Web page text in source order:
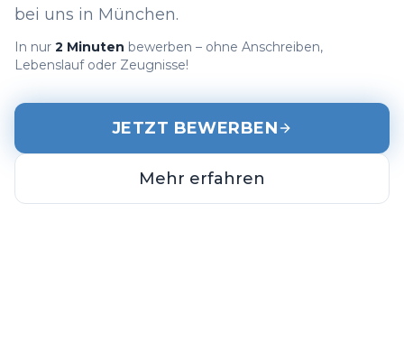
bei uns in München.
In nur 2 Minuten bewerben – ohne Anschreiben,
Lebenslauf oder Zeugnisse!
JETZT BEWERBEN
Mehr erfahren